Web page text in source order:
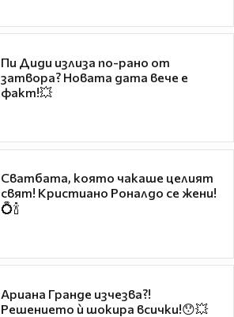
Пи Диди излиза по-рано от
затвора? Новата дата вече е
факт!💥
Сватбата, която чакаше целият
свят! Кристиано Роналдо се жени!
💍🍾
Ариана Гранде изчезва?!
Решението ѝ шокира всички!😯💥